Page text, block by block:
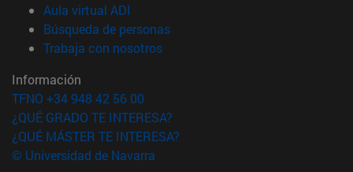
Aula virtual ADI
Búsqueda de personas(abre en nueva ventana)
Trabaja con nosotros(abre en nueva ventana)
Información
TFNO +34 948 42 56 00
¿QUÉ GRADO TE INTERESA?
¿QUÉ MÁSTER TE INTERESA?
© Universidad de Navarra